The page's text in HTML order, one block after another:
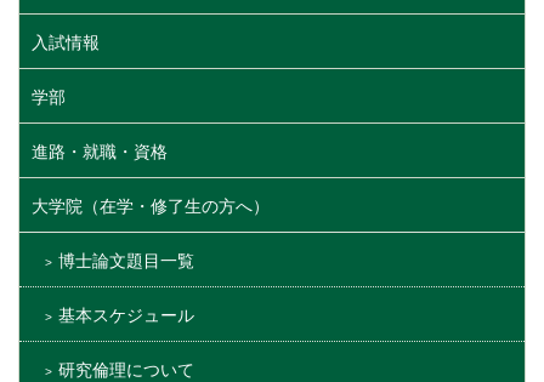
入試情報
学部
進路・就職・資格
大学院（在学・修了生の方へ）
博士論文題目一覧
基本スケジュール
研究倫理について